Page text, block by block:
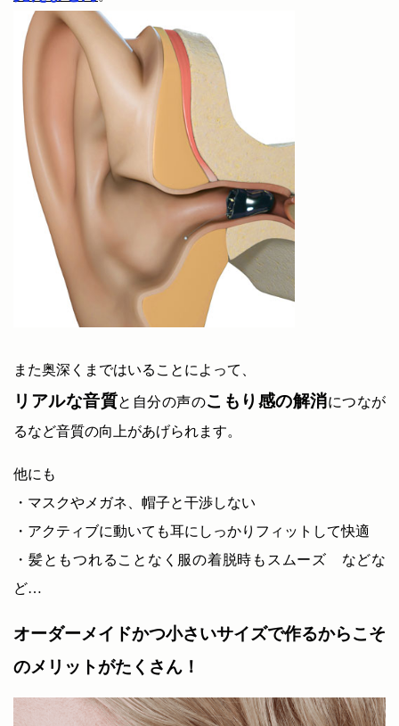
また奥深くまではいることによって、
リアルな音質と自分の声のこもり感の解消につなが
るなど音質の向上があげられます。
他にも
・マスクやメガネ、帽子と干渉しない
・アクティブに動いても耳にしっかりフィットして快適
・髪ともつれることなく服の着脱時もスムーズ などな
ど…
オーダーメイドかつ小さいサイズで作るからこそ
のメリットがたくさん！